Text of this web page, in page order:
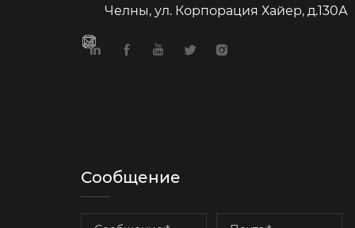
Челны, ул. Корпорация Хайер, д.130А
Сообщение